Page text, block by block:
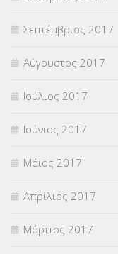
Σεπτέμβριος 2017
Αύγουστος 2017
Ιούλιος 2017
Ιούνιος 2017
Μάιος 2017
Απρίλιος 2017
Μάρτιος 2017